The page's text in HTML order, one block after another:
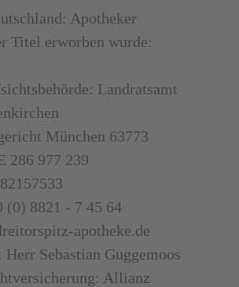
Apotheker
Titel erworben wurde:
Landratsamt
München 63773
286 977 239
(0) 8821 - 7 45 64
apotheke.de
Sebastian Guggemoos
Allianz